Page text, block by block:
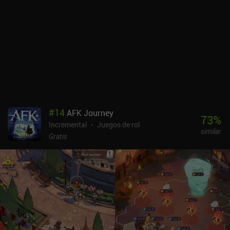
una alternativa, ésta es bastante buena. Al jugar, no me sentí ni
abrumado ni desilusionado, supongo que simplemente...
"abrumado". Wuthering Waves se monetiza a través de iAPs para
conseguir más dinero premium para gacha y un pase de
temporada. Yo me lo he pasado muy bien jugando gratis y no he
encontrado ningún muro de pago en mis más de 20 horas de juego.
Sugiero alejarse de los iAP.
#14AFK Journey
Incremental
Juegos de rol
Gratis
73%
similar